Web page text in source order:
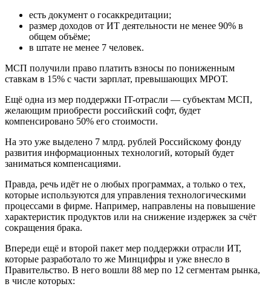
есть документ о госаккредитации;
размер доходов от ИТ деятельности не менее 90% в
общем объёме;
в штате не менее 7 человек.
МСП получили право платить взносы по пониженным
ставкам в 15% с части зарплат, превышающих МРОТ.
Ещё одна из мер поддержки IT-отрасли — субъектам МСП,
желающим приобрести российский софт, будет
компенсировано 50% его стоимости.
На это уже выделено 7 млрд. рублей Российскому фонду
развития информационных технологий, который будет
заниматься компенсациями.
Правда, речь идёт не о любых программах, а только о тех,
которые используются для управления технологическими
процессами в фирме. Например, направлены на повышение
характеристик продуктов или на снижение издержек за счёт
сокращения брака.
Впереди ещё и второй пакет мер поддержки отрасли ИТ,
которые разработало то же Минцифры и уже внесло в
Правительство. В него вошли 88 мер по 12 сегментам рынка,
в числе которых: